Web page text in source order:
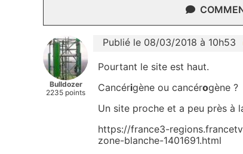
Bulldozer
2235 points
Publié le 08/03/2018 à 10h53
Pourtant le site est haut.
Cancérigène ou cancérogène ?
Un site proche et a peu près à
https://france3-
zone-blanche-1401691.html